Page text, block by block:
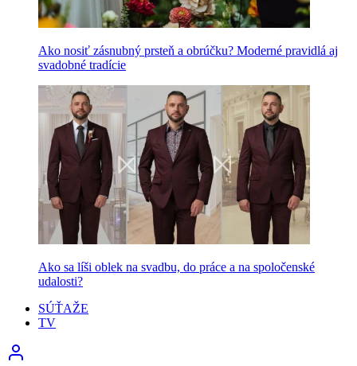
Ako nosiť zásnubný prsteň a obrúčku? Moderné pravidlá aj
svadobné tradície
Ako sa líši oblek na svadbu, do práce a na spoločenské
udalosti?
SÚŤAŽE
TV